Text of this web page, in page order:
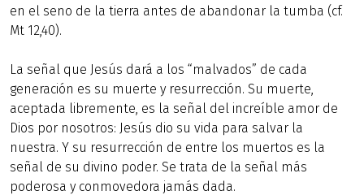
en el seno de la tierra antes de abandonar la tumba (cf.
Mt 12,40).
La señal que Jesús dará a los “malvados” de cada
generación es su muerte y resurrección. Su muerte,
aceptada libremente, es la señal del increíble amor de
Dios por nosotros: Jesús dio su vida para salvar la
nuestra. Y su resurrección de entre los muertos es la
señal de su divino poder. Se trata de la señal más
poderosa y conmovedora jamás dada.